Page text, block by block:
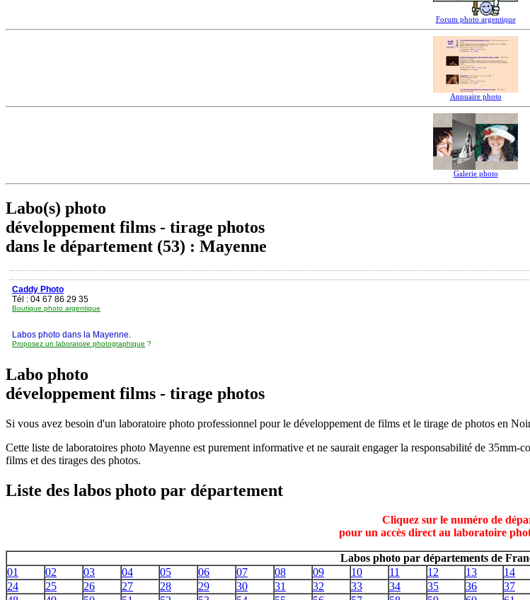
Forum photo argentique
Annuaire photo
Galerie photo
Labo(s) photo
développement films - tirage photos
dans le département (53) : Mayenne
Caddy Photo
Tél : 04 67 86 29 35
Boutique photo argentique
Labos photo dans la Mayenne.
Proposez un laboratoire photographique ?
Labo photo
développement films - tirage photos
Si vous avez besoin d'un laboratoire photo professionnel pour le développement de films et le tirage de photos en
Cette liste de laboratoires photo Mayenne est purement informative et ne saurait engager la responsabilité de
films et des tirages des photos.
Liste des labos photo par département
Cliquez sur le numéro de
pour un accès direct au laboratoire
Labos photo par départements de
01
02 03 04 05 06 07 08 09 10 11 12 13 14
24
25 26 27 28 29 30 31 32 33 34 35 36 37